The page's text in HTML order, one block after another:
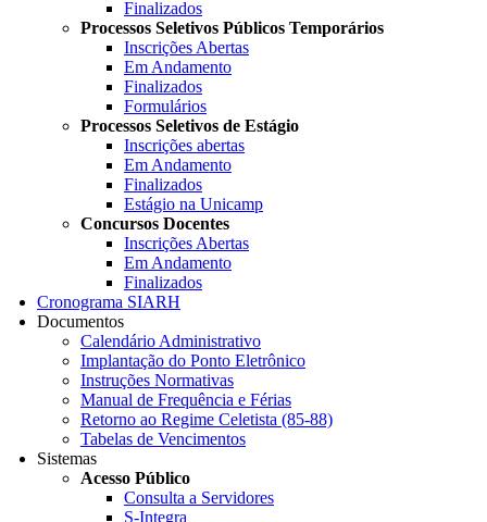
Finalizados
Processos Seletivos Públicos Temporários
Inscrições Abertas
Em Andamento
Finalizados
Formulários
Processos Seletivos de Estágio
Inscrições abertas
Em Andamento
Finalizados
Estágio na Unicamp
Concursos Docentes
Inscrições Abertas
Em Andamento
Finalizados
Cronograma SIARH
Documentos
Calendário Administrativo
Implantação do Ponto Eletrônico
Instruções Normativas
Manual de Frequência e Férias
Retorno ao Regime Celetista (85-88)
Tabelas de Vencimentos
Sistemas
Acesso Público
Consulta a Servidores
S-Integra